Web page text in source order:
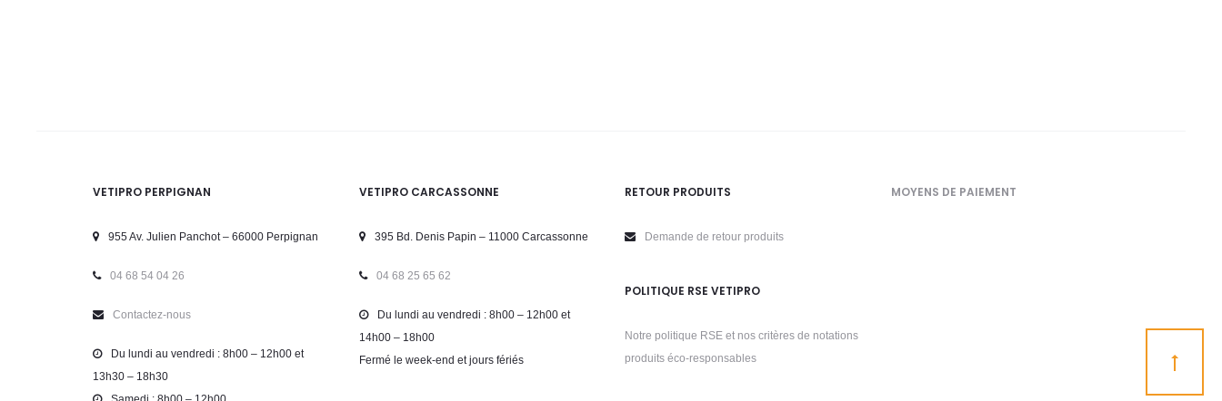
VETIPRO PERPIGNAN
955 Av. Julien Panchot – 66000 Perpignan
04 68 54 04 26
Contactez-nous
Du lundi au vendredi : 8h00 – 12h00 et
13h30 – 18h30
VETIPRO CARCASSONNE
395 Bd. Denis Papin – 11000 Carcassonne
04 68 25 65 62
Du lundi au vendredi : 8h00 – 12h00 et
14h00 – 18h00
Fermé le week-end et jours fériés
RETOUR PRODUITS
Demande de retour produits
POLITIQUE RSE VETIPRO
Notre politique RSE et nos critères de notations
produits éco-responsables
MOYENS DE PAIEMENT